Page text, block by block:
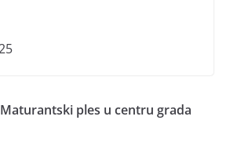
ples u centru grada